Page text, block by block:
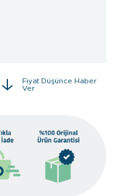
Fiyat Düşünce Haber
Ver